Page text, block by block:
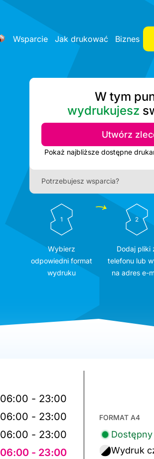
Wsparcie Jak drukować Biznes
W tym
wydrukujesz
Utwórz
Potrzebujesz wsparcia?
1
Wybierz
odpowiedni format
wydruku
2
Dodaj pliki
telefonu lub
na adres e-
06:00 - 23:00
06:00 - 23:00
06:00 - 23:00
06:00 - 23:00
FORMAT A4
Dostępny
Wydruk